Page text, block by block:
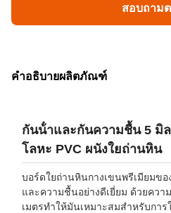
สอบถาม
คำอธิบายผลิตภัณฑ์
กันน้ําและกันความชื้น 5 มิ
โลหะ PVC ผนังใยถ่านหิน
บอร์ดใยถ่านหินกางเขนพรีเมียมข
และความชื้นอย่างดีเยี่ยม ด้วยคว
เมตรทําให้มันเหมาะสมสําหรับกา